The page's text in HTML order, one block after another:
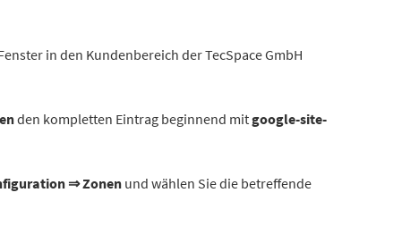
in den Kundenbereich der TecSpace GmbH
den kompletten Eintrag beginnend mitgoogle-site-
⇒ Zonenund wählen Sie die betreffende